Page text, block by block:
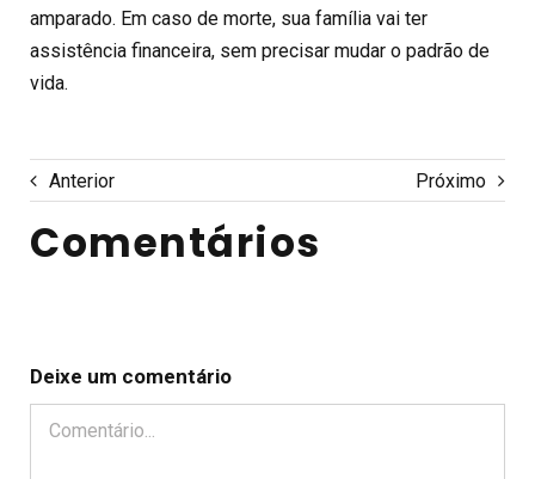
amparado. Em caso de morte, sua família vai ter
assistência financeira, sem precisar mudar o padrão de
vida.
Anterior Próximo
Comentários
Deixe um comentário
Comentário